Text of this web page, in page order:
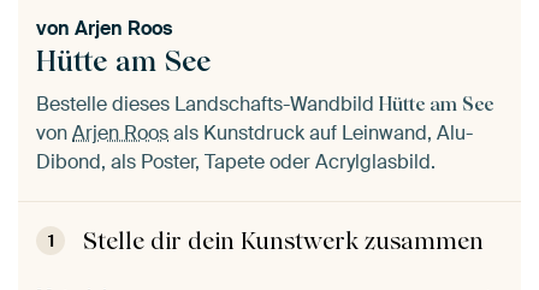
Hütte am See
von Arjen Roos
Bestelle dieses Landschafts-Wandbild Hütte am See
vonArjen Roosals Kunstdruck auf Leinwand, Alu-
Dibond, als Poster, Tapete oder Acrylglasbild.
1 Stelle dir dein Kunstwerk zusammen